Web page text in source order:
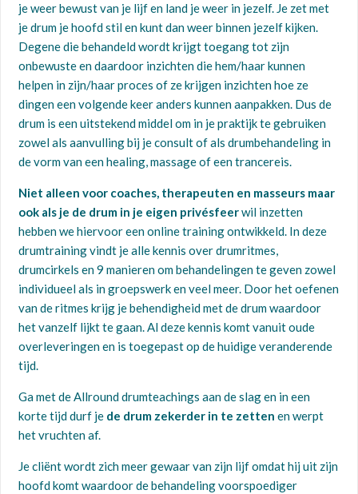
je weer bewust van je lijf en land je weer in jezelf. Je zet met
je drum je hoofd stil en kunt dan weer binnen jezelf kijken.
Degene die behandeld wordt krijgt toegang tot zijn
onbewuste en daardoor inzichten die hem/haar kunnen
helpen in zijn/haar proces of ze krijgen inzichten hoe ze
dingen een volgende keer anders kunnen aanpakken. Dus de
drum is een uitstekend middel om in je praktijk te gebruiken
zowel als aanvulling bij je consult of als drumbehandeling in
de vorm van een healing, massage of een trancereis.
Niet alleen voor coaches, therapeuten en masseurs maar
ook als je de drum in je eigen privésfeerwil inzetten
hebben we hiervoor een online training ontwikkeld. In deze
drumtraining vindt je alle kennis over drumritmes,
drumcirkels en 9 manieren om behandelingen te geven zowel
individueel als in groepswerk en veel meer. Door het oefenen
van de ritmes krijg je behendigheid met de drum waardoor
het vanzelf lijkt te gaan. Al deze kennis komt vanuit oude
overleveringen en is toegepast op de huidige veranderende
tijd.
Ga met de Allround drumteachings aan de slag en in een
korte tijd durf je de drum zekerder in te zetten en werpt
het vruchten af.
Je cliënt wordt zich meer gewaar van zijn lijf omdat hij uit zijn
hoofd komt waardoor de behandeling voorspoediger